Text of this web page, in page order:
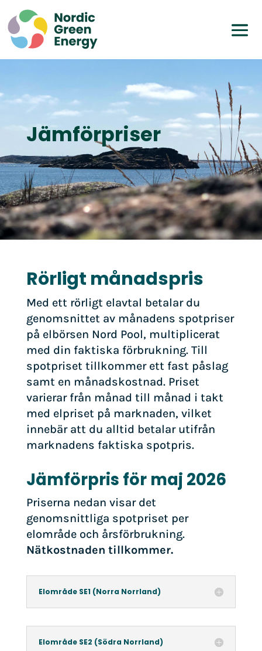
Jämförpriser
Rörligt månadspris
Med ett rörligt elavtal betalar du
genomsnittet av månadens spotpriser
på elbörsen Nord Pool, multiplicerat
med din faktiska förbrukning. Till
spotpriset tillkommer ett fast påslag
samt en månadskostnad. Priset
varierar från månad till månad i takt
med elpriset på marknaden, vilket
innebär att du alltid betalar utifrån
marknadens faktiska spotpris.
Jämförpris för maj 2026
Priserna nedan visar det
genomsnittliga spotpriset per
elområde och årsförbrukning.
Nätkostnaden tillkommer.
Elområde SE1 (Norra Norrland)
Elområde SE2 (Södra Norrland)